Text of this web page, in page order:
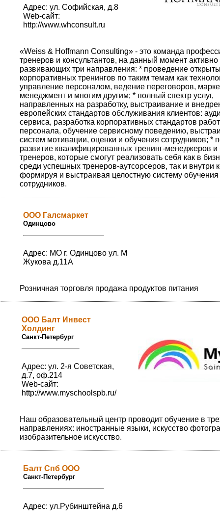
Адрес: ул. Софийская, д.8
Web-сайт:
http://www.whconsult.ru
«Weiss & Hoffmann Consulting» - это команда
тренеров и консультантов, на данный момент активно
развивающих три направления: * проведение
корпоративных тренингов по таким темам как
управление персоналом, ведение переговоров,
менеджмент и многим другим; * полный спектр услуг,
направленных на разработку, выстраивание и
европейских стандартов обслуживания клиентов:
сервиса, разработка корпоративных стандартов
персонала, обучение сервисному поведению,
систем мотивации, оценки и обучения сотрудников; *
развитие квалифицированных тренинг-менеджеров и
тренеров, которые смогут реализовать себя как в
среди успешных тренеров-аутсорсеров, так и внутри
формируя и выстраивая целостную систему обучения
сотрудников.
ООО Галсмаркет
Одинцово
Адрес: МО г. Одинцово ул. М
Жукова д.11А
Розничная торговля продажа продуктов питания
ООО Балт Инвест
Холдинг
Санкт-Петербург
Адрес: ул. 2-я Советская,
д.7, оф.214
Web-сайт:
http://www.myschoolspb.ru/
Наш образовательный центр проводит обучение в
направлениях: иностранные языки, искусство
изобразительное искусство.
Балт Спб ООО
Санкт-Петербург
Адрес: ул.Рубинштейна д.6